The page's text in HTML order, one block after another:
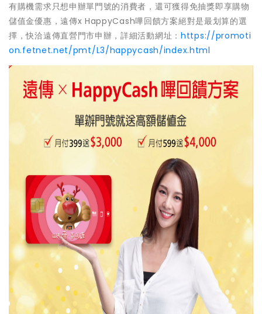
有購機需求只想申辦單門號的消費者，還可獲得免抽獎即享購物
儲值金優惠，遠傳x HappyCash嗶回饋方案絕對是最划算的選
擇，快洽遠傳直營門市申辦，詳細活動網址： https://promoti
on.fetnet.net/pmt/L3/happycash/index.html